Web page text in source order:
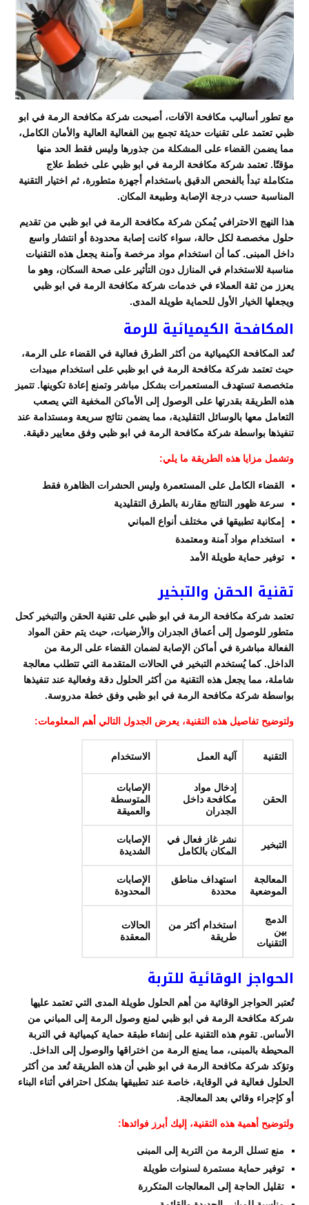
مع تطور أساليب مكافحة الآفات، أصبحت شركة مكافحة الرمة في ابو
ظبي تعتمد على تقنيات حديثة تجمع بين الفعالية العالية والأمان الكامل،
مما يضمن القضاء على المشكلة من جذورها وليس فقط الحد منها
مؤقتًا. تعتمد شركة مكافحة الرمة في ابو ظبي على خطط علاج
متكاملة تبدأ بالفحص الدقيق باستخدام أجهزة متطورة، ثم اختيار التقنية
المناسبة حسب درجة الإصابة وطبيعة المكان.
هذا النهج الاحترافي يُمكن شركة مكافحة الرمة في ابو ظبي من تقديم
حلول مخصصة لكل حالة، سواء كانت إصابة محدودة أو انتشار واسع
داخل المبنى. كما أن استخدام مواد مرخصة وآمنة يجعل هذه التقنيات
مناسبة للاستخدام في المنازل دون التأثير على صحة السكان، وهو ما
يعزز من ثقة العملاء في خدمات شركة مكافحة الرمة في ابو ظبي
ويجعلها الخيار الأول للحماية طويلة المدى.
المكافحة الكيميائية للرمة
تُعد المكافحة الكيميائية من أكثر الطرق فعالية في القضاء على الرمة،
حيث تعتمد شركة مكافحة الرمة في ابو ظبي على استخدام مبيدات
متخصصة تستهدف المستعمرات بشكل مباشر وتمنع إعادة تكوينها. تتميز
هذه الطريقة بقدرتها على الوصول إلى الأماكن المخفية التي يصعب
التعامل معها بالوسائل التقليدية، مما يضمن نتائج سريعة ومستدامة عند
تنفيذها بواسطة شركة مكافحة الرمة في ابو ظبي وفق معايير دقيقة.
وتشمل مزايا هذه الطريقة ما يلي:
القضاء الكامل على المستعمرة وليس الحشرات الظاهرة فقط
سرعة ظهور النتائج مقارنة بالطرق التقليدية
إمكانية تطبيقها في مختلف أنواع المباني
استخدام مواد آمنة ومعتمدة
توفير حماية طويلة الأمد
تقنية الحقن والتبخير
تعتمد شركة مكافحة الرمة في ابو ظبي على تقنية الحقن والتبخير كحل
متطور للوصول إلى أعماق الجدران والأرضيات، حيث يتم حقن المواد
الفعالة مباشرة في أماكن الإصابة لضمان القضاء على الرمة من
الداخل. كما يُستخدم التبخير في الحالات المتقدمة التي تتطلب معالجة
شاملة، مما يجعل هذه التقنية من أكثر الحلول دقة وفعالية عند تنفيذها
بواسطة شركة مكافحة الرمة في ابو ظبي وفق خطة مدروسة.
ولتوضيح تفاصيل هذه التقنية، يعرض الجدول التالي أهم المعلومات:
التقنية آلية العمل الاستخدام
الحقن
إدخال مواد
مكافحة داخل
الجدران
الإصابات
المتوسطة
والعميقة
التبخير
نشر غاز فعال في
المكان بالكامل
الإصابات
الشديدة
المعالجة
الموضعية
استهداف مناطق
محددة
الإصابات
المحدودة
الدمج
بين
التقنيات
استخدام أكثر من
طريقة
الحالات
المعقدة
الحواجز الوقائية للتربة
تُعتبر الحواجز الوقائية من أهم الحلول طويلة المدى التي تعتمد عليها
شركة مكافحة الرمة في ابو ظبي لمنع وصول الرمة إلى المباني من
الأساس. تقوم هذه التقنية على إنشاء طبقة حماية كيميائية في التربة
المحيطة بالمبنى، مما يمنع الرمة من اختراقها والوصول إلى الداخل.
وتؤكد شركة مكافحة الرمة في ابو ظبي أن هذه الطريقة تُعد من أكثر
الحلول فعالية في الوقاية، خاصة عند تطبيقها بشكل احترافي أثناء البناء
أو كإجراء وقائي بعد المعالجة.
ولتوضيح أهمية هذه التقنية، إليك أبرز فوائدها:
منع تسلل الرمة من التربة إلى المبنى
توفير حماية مستمرة لسنوات طويلة
تقليل الحاجة إلى المعالجات المتكررة